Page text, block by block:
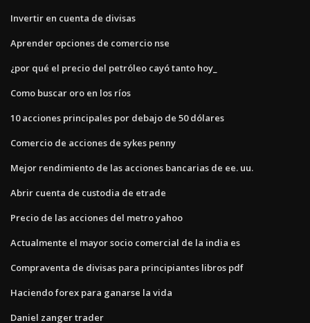
Invertir en cuenta de divisas
Aprender opciones de comercio nse
¿por qué el precio del petróleo cayó tanto hoy_
Como buscar oro en los ríos
10 acciones principales por debajo de 50 dólares
Comercio de acciones de sykes penny
Mejor rendimiento de las acciones bancarias de ee. uu.
Abrir cuenta de custodia de etrade
Precio de las acciones del metro yahoo
Actualmente el mayor socio comercial de la india es
Compraventa de divisas para principiantes libros pdf
Haciendo forex para ganarse la vida
Daniel zanger trader